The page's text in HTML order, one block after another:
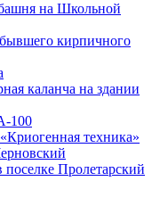
на Школьной
кирпичного
каланча на здании
100
техника»
Пролетарский